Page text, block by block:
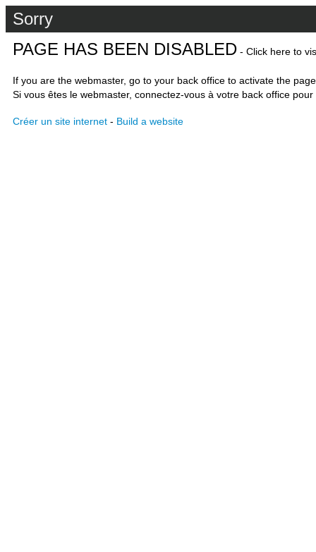
Sorry
PAGE HAS BEEN DISABLED - Click here to
If you are the webmaster, go to your back office to activate the
Si vous êtes le webmaster, connectez-vous à votre back office
Créer un site internet - Build a website